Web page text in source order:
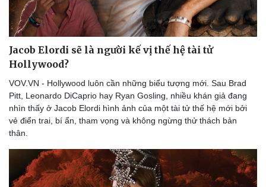
Jacob Elordi sẽ là người kế vị thế hệ tài tử
Hollywood?
VOV.VN - Hollywood luôn cần những biểu tượng mới. Sau Brad
Pitt, Leonardo DiCaprio hay Ryan Gosling, nhiều khán giả đang
nhìn thấy ở Jacob Elordi hình ảnh của một tài tử thế hệ mới bởi
vẻ điển trai, bí ẩn, tham vọng và không ngừng thử thách bản
thân.